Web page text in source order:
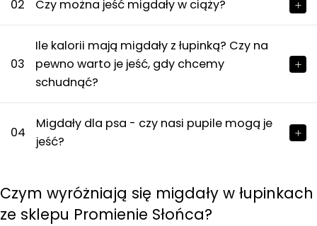
02 Czy można jeść migdały w ciąży?
03
Ile kalorii mają migdały z łupinką? Czy na
pewno warto je jeść, gdy chcemy
schudnąć?
04
Migdały dla psa - czy nasi pupile mogą je
jeść?
Czym wyróżniają się migdały w łupinkach
ze sklepu Promienie Słońca?